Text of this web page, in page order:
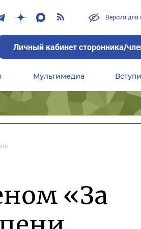
Версия
Личный кабинет сторонника/
Мультимедиа
«За